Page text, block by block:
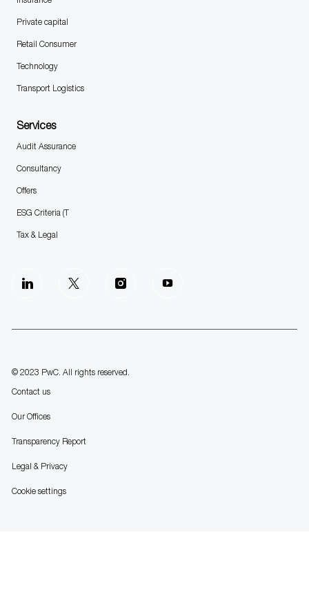
Private capital
Retail Consumer
Technology
Transport Logistics
Services
Audit Assurance
Consultancy
Offers
ESG Criteria (T
Tax & Legal
follow
© 2023 PwC. All rights reserved.
Contact us
Our Offices
Transparency Report
Legal & Privacy
Cookie settings